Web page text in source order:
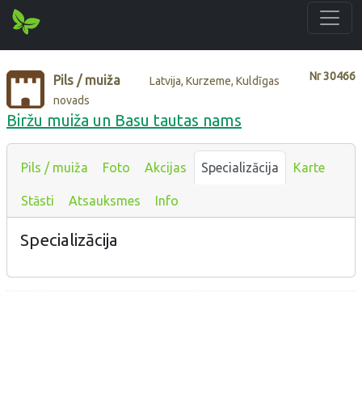
Nr30466
Pils / muiža
Latvija, Kurzeme, Kuldīgas
novads
Biržu muiža un Basu tautas nams
Pils / muiža Foto Akcijas Specializācija Karte
Stāsti Atsauksmes Info
Specializācija